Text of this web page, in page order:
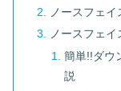
ノースフェ
ノースフェ
簡単!!ダウ
説